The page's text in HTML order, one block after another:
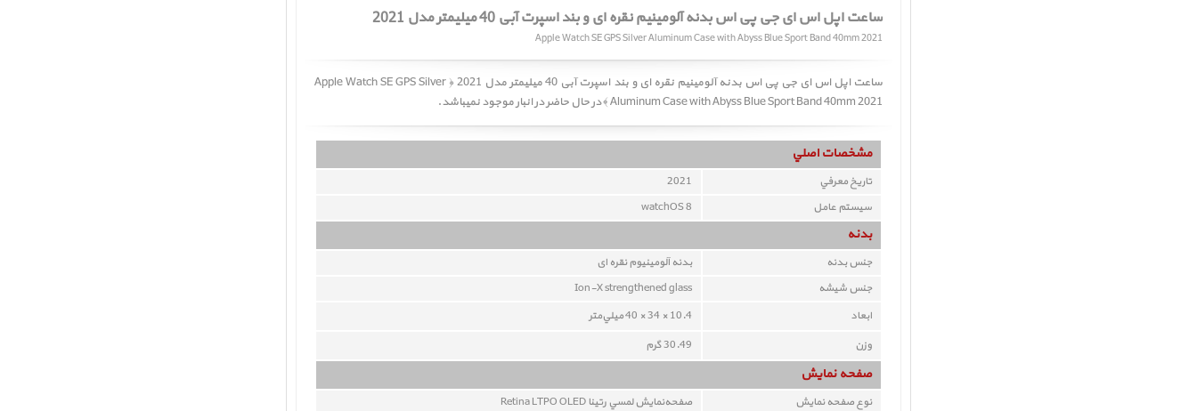
ساعت اپل اس ای جی پی اس بدنه آلومینیم نقره ای و بند اسپرت آبی 40 میلیمتر مدل 2021
Apple Watch SE GPS Silver Aluminum Case with Abyss Blue Sport Band 40mm 2021
ساعت اپل اس ای جی پی اس بدنه آلومینیم نقره ای و بند اسپرت آبی 40 میلیمتر مدل 2021 ﴿ Apple Watch SE GPS Silver
Aluminum Case with Abyss Blue Sport Band 40mm 2021 ﴾ در حال حاضر در انبار موجود نمیباشد.
مشخصات اصلي
تاريخ معرفي
2021
سيستم عامل
watchOS 8
بدنه
جنس بدنه
بدنه آلومينيوم نقره ای
جنس شيشه
Ion-X strengthened glass
ابعاد
10.4 × 34 × 40 ميلي‌متر
وزن
30.49 گرم
صفحه نمايش
نوع صفحه نمايش
صفحه‌نمايش لمسي رتينا Retina LTPO OLED